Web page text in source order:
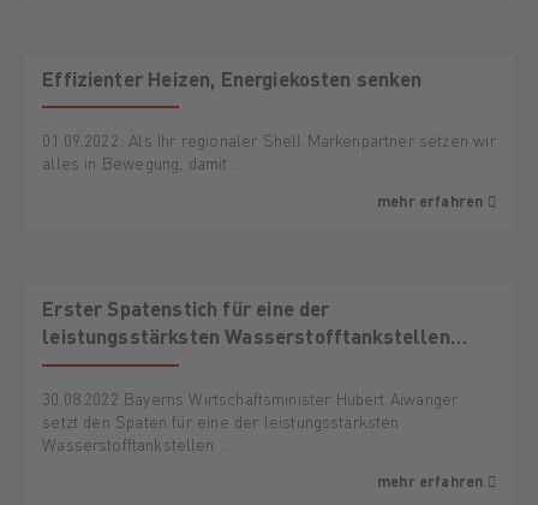
AKTION
Effizienter Heizen, Energiekosten senken
01.09.2022: Als Ihr regionaler Shell Markenpartner setzen wir
alles in Bewegung, damit …
mehr erfahren
Erster Spatenstich für eine der
leistungsstärksten Wasserstofftankstellen
Europas in Bayerns Süden
30.08.2022 Bayerns Wirtschaftsminister Hubert Aiwanger
setzt den Spaten für eine der leistungsstärksten
Wasserstofftankstellen …
mehr erfahren